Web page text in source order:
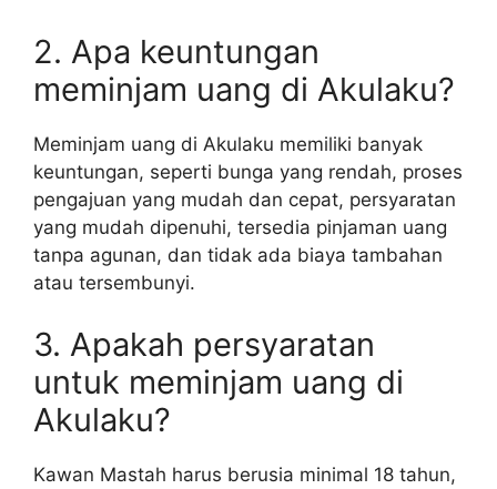
2. Apa keuntungan
meminjam uang di Akulaku?
Meminjam uang di Akulaku memiliki banyak
keuntungan, seperti bunga yang rendah, proses
pengajuan yang mudah dan cepat, persyaratan
yang mudah dipenuhi, tersedia pinjaman uang
tanpa agunan, dan tidak ada biaya tambahan
atau tersembunyi.
3. Apakah persyaratan
untuk meminjam uang di
Akulaku?
Kawan Mastah harus berusia minimal 18 tahun,